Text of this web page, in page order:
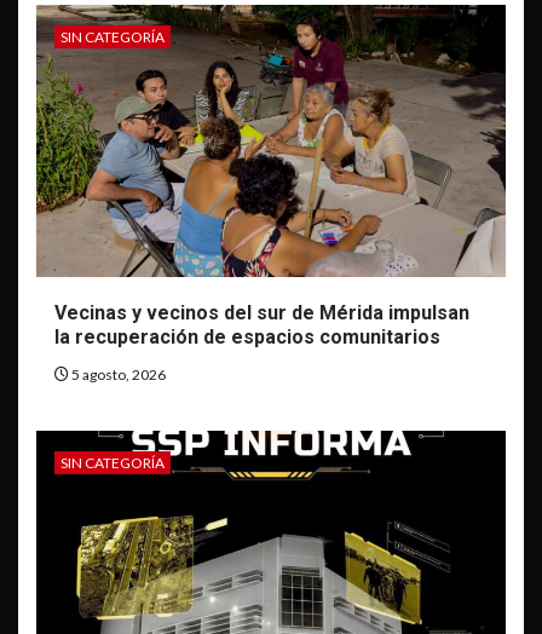
SIN CATEGORÍA
Vecinas y vecinos del sur de Mérida impulsan
la recuperación de espacios comunitarios
5 agosto, 2026
SIN CATEGORÍA